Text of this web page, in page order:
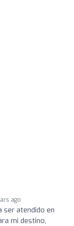
ago
ser atendido en
mi destino,